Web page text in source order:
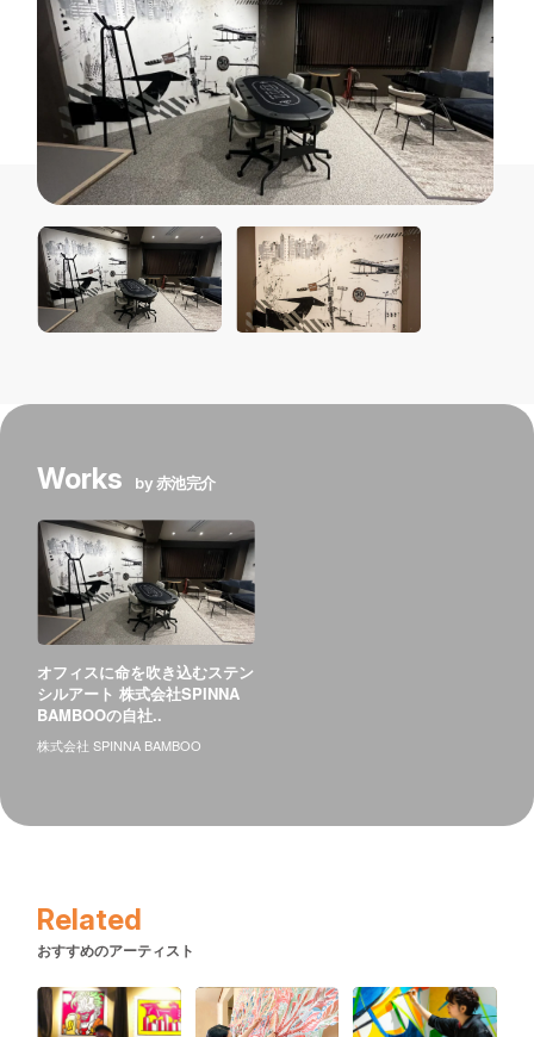
Works by 赤池完介
オフィスに命を吹き込むステン
シルアート 株式会社SPINNA
BAMBOOの自社..
株式会社 SPINNA BAMBOO
Related
おすすめのアーティスト